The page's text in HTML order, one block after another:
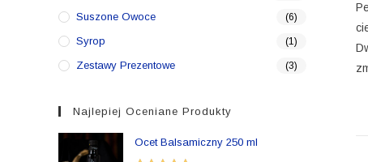
Suszone Owoce (6)
Syrop (1)
Zestawy Prezentowe (3)
Najlepiej Oceniane Produkty
Ocet Balsamiczny 250 ml